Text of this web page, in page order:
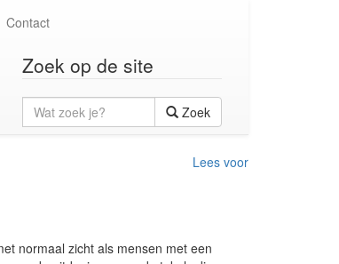
Contact
Zoek op de site
Wat
zoek
je?
Zoek
Lees voor
normaal zicht als mensen met een